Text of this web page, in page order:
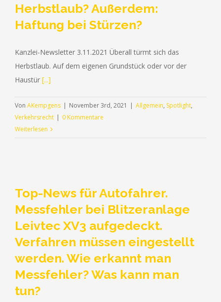
Herbstlaub? Außerdem:
Haftung bei Stürzen?
Kanzlei-Newsletter 3.11.2021 Überall türmt sich das
Herbstlaub. Auf dem eigenen Grundstück oder vor der
Haustür [...]
Von AKempgens | November 3rd, 2021 | Allgemein, Spotlight,
Verkehrsrecht | 0 Kommentare
Weiterlesen
Top-News für Autofahrer.
Messfehler bei Blitzeranlage
Leivtec XV3 aufgedeckt.
Verfahren müssen eingestellt
werden. Wie erkannt man
Messfehler? Was kann man
tun?